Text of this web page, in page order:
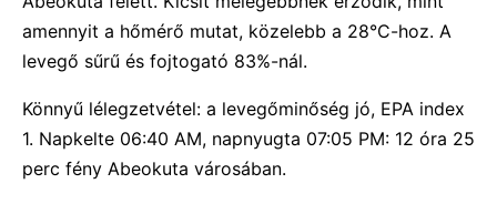
amennyit a hőmérő mutat, közelebb a 28°C-hoz. A
levegő sűrű és fojtogató 83%-nál.
Könnyű lélegzetvétel: a levegőminőség jó, EPA index
1. Napkelte 06:40 AM, napnyugta 07:05 PM: 12 óra 25
perc fény Abeokuta városában.